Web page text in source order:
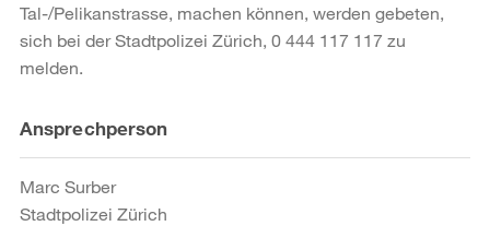
Tal-/Pelikanstrasse, machen können, werden gebeten,
sich bei der Stadtpolizei Zürich, 0 444 117 117 zu
melden.
Weitere
Informationen
Ansprechperson
Marc Surber
Stadtpolizei Zürich